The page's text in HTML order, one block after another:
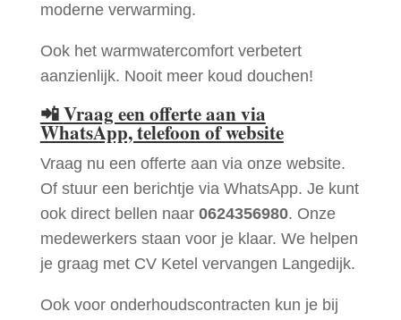
moderne verwarming.
Ook het warmwatercomfort verbetert
aanzienlijk. Nooit meer koud douchen!
📲Vraag een offerte aan via
WhatsApp, telefoon of website
Vraag nu een offerte aan via onze website.
Of stuur een berichtje via WhatsApp. Je kunt
ook direct bellen naar 0624356980. Onze
medewerkers staan voor je klaar. We helpen
je graag met CV Ketel vervangen Langedijk.
Ook voor onderhoudscontracten kun je bij